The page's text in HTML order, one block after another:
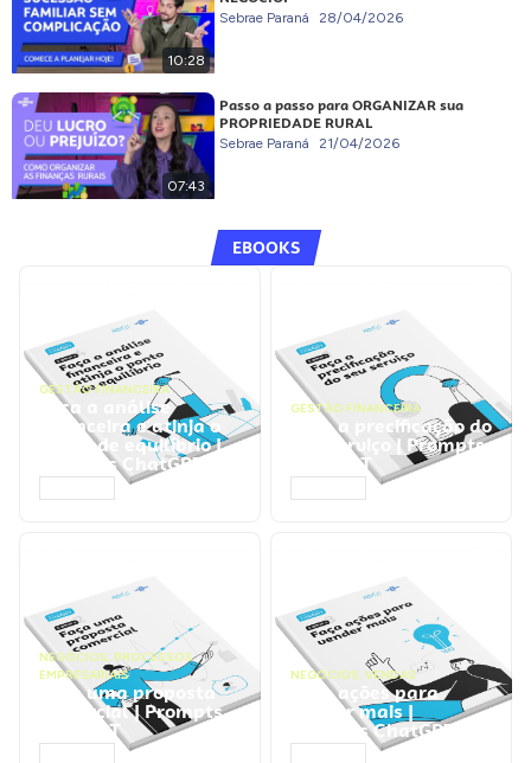
10:28
Sebrae Paraná 28/04/2026
07:43
Passo a passo para ORGANIZAR sua
PROPRIEDADE RURAL
Sebrae Paraná 21/04/2026
EBOOKS
GESTÃO FINANCEIRA
Faça a análise
financeira e atinja o
ponto de equilíbrio |
Prompts ChatGPT
GESTÃO FINANCEIRA
Faça a precificação do
seu serviço | Prompts
ChatGPT
NEGÓCIOS, PROCESSOS
EMPRESARIAIS
Faça uma proposta
comercial | Prompts
ChatGPT
NEGÓCIOS, VENDAS
Faça ações para
vender mais |
Prompts ChatGPT